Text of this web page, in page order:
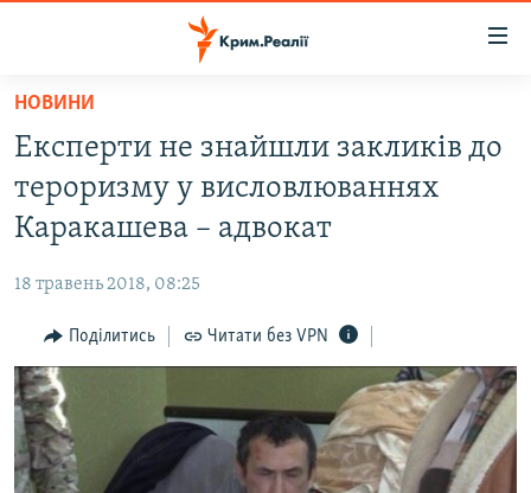
Перейти
основного
матеріалу
Перейти
до
основної
навігації
Перейти
до
пошуку
ВОДА.КРИМ
ВІДЕО ТА ФОТО
БЛОГИ
ПОГЛЯД
ІНТЕРВ'Ю
ВСЕ ЗА ДЕНЬ
СПЕЦПРОЕКТИ
НОВИНИ
Експерти не знайшли закликів до
тероризму у висловлюваннях
Каракашева – адвокат
18 травень 2018, 08:25
Поділитись Читати без VPN